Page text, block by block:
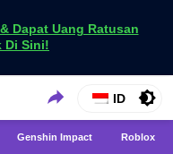
Dapat Uang Ratusan
Di Sini!
News
Terbaru Hanya di VCGamers
ID
Genshin Impact Roblox